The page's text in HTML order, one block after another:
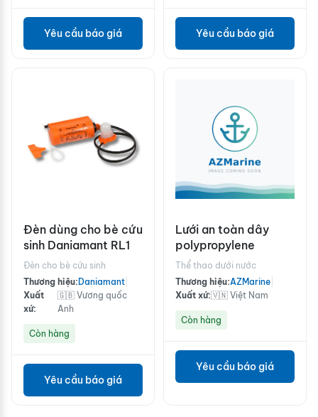
Yêu cầu báo giá Yêu cầu báo giá
Đèn dùng cho bè cứu
sinh Daniamant RL1
Đèn cho bè cứu sinh
Thương hiệu: Daniamant
Xuất
xứ:
🇬🇧 Vương quốc
Anh
Còn hàng
Yêu cầu báo giá
Lưới an toàn dây
polypropylene
Thể thao dưới nước
Thương hiệu:AZMarine
Xuất xứ:🇻🇳 Việt Nam
Còn hàng
Yêu cầu báo giá